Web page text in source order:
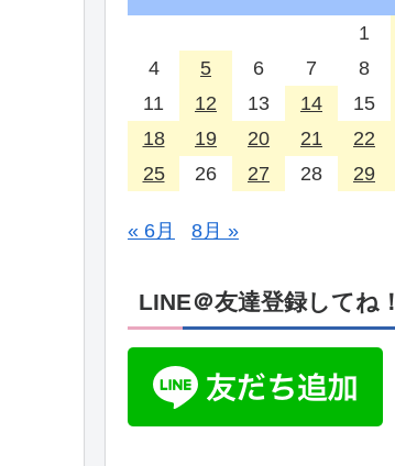
1
4
5 6 7 8
11
12 13 14 15
18
19 20 21 22
25
26 27 28 29
« 6月 8月 »
LINE＠友達登録してね！